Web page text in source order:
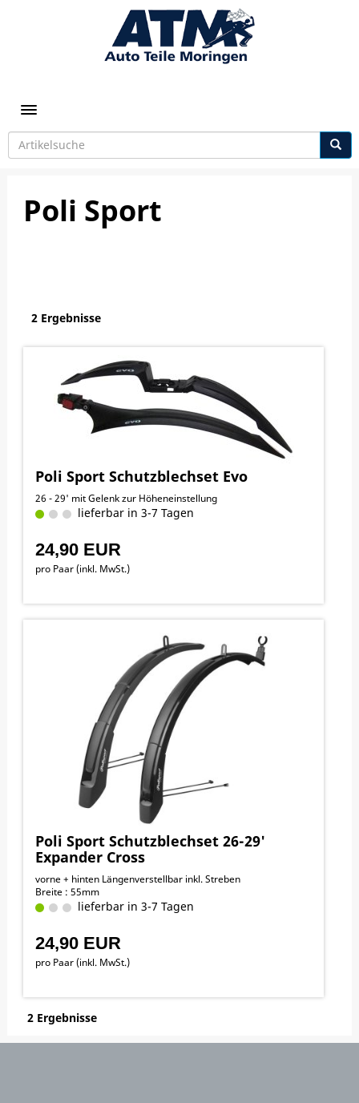
Toggle navigation
Poli Sport
2 Ergebnisse
Poli Sport Schutzblechset Evo
26 - 29' mit Gelenk zur Höheneinstellung
lieferbar in 3-7 Tagen
24,90 EUR
pro Paar (inkl. MwSt.)
Poli Sport Schutzblechset 26-29'
Expander Cross
vorne + hinten Längenverstellbar inkl. Streben
Breite : 55mm
lieferbar in 3-7 Tagen
24,90 EUR
pro Paar (inkl. MwSt.)
2 Ergebnisse